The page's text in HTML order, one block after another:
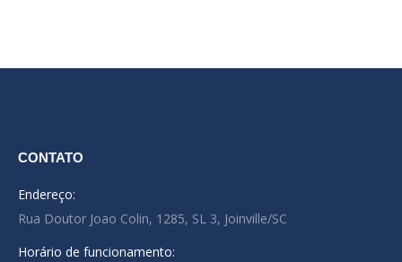
CONTATO
Endereço:
Rua Doutor Joao Colin, 1285, SL 3, Joinville/SC
Horário de funcionamento: